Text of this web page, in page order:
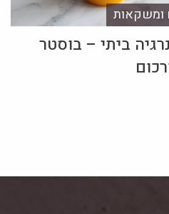
ומשקאות
ביתי – בוסטר